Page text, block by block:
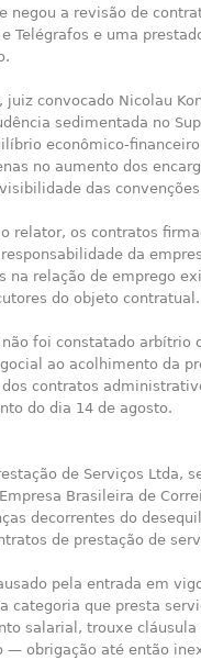
negou a revisão de
Telégrafos e uma
juiz convocado Nicolau
sedimentada no
econômico-
no aumento dos
das
relator, os contratos
da
na relação de emprego
do objeto contratual.
não foi constatado arbítrio
ao acolhimento da
contratos
do dia 14 de agosto.
de Serviços Ltda,
Brasileira de
decorrentes do
de prestação de
pela entrada em
categoria que presta
salarial, trouxe
— obrigação até então